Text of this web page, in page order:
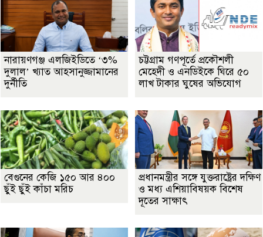
নারায়ণগঞ্জ এলজিইডিতে ‘৩%
দুলাল’ খ্যাত আহসানুজ্জামানের
দুর্নীতি
চট্টগ্রাম গণপূর্তে প্রকৌশলী
মেহেদী ও এনডিইকে ঘিরে ৫০
লাখ টাকার ঘুষের অভিযোগ
বেগুনের কেজি ১৫০ আর ৪০০
ছুঁই ছুঁই কাঁচা মরিচ
প্রধানমন্ত্রীর সঙ্গে যুক্তরাষ্ট্রের দক্ষিণ
ও মধ্য এশিয়াবিষয়ক বিশেষ
দূতের সাক্ষাৎ